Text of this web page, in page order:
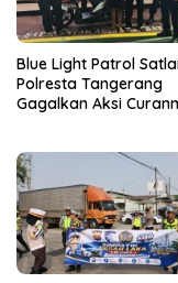
Blue Light Patrol
Polresta Tangerang
Gagalkan Aksi